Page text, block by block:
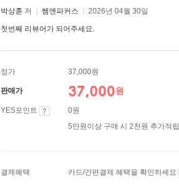
박상훈 저 쌤앤파커스 2026년 04월 30일
첫번째 리뷰어가 되어주세요.
정가 37,000원
판매가 37,000원
YES포인트
0원
5만원이상 구매 시 2천원 추가적립
결제혜택 카드/간편결제 혜택을 확인하세요